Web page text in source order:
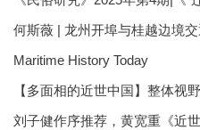
何斯薇 | 龙州开埠与桂越边境
Maritime History Today
【多面相的近世中国】整体视
刘子健作序推荐，黄宽重《近